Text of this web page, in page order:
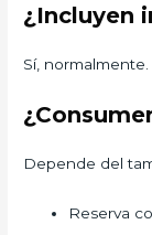
¿Incluyen
Sí, normalmente.
Depende del
Reserva